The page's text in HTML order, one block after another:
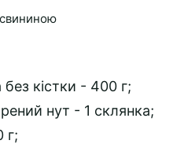
кістки - 400 г;
нут - 1 склянка;
г;